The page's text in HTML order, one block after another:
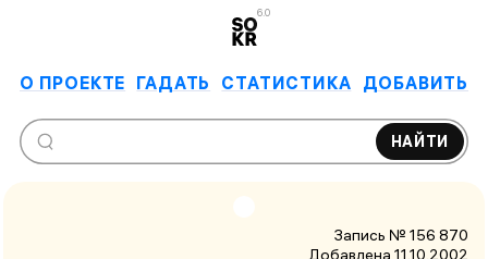
6.0
О ПРОЕКТЕ ГАДАТЬ СТАТИСТИКА ДОБАВИТЬ
НАЙТИ
Запись № 156 870
Добавлена 11.10.2002